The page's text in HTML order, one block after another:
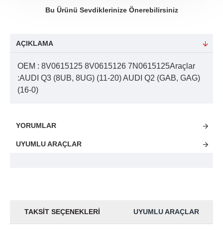
Bu Ürünü Sevdiklerinize Önerebilirsiniz
AÇIKLAMA
OEM : 8V0615125 8V0615126 7N0615125Araçlar
:AUDI Q3 (8UB, 8UG) (11-20) AUDI Q2 (GAB, GAG)
(16-0)
YORUMLAR
UYUMLU ARAÇLAR
TAKSIT SEÇENEKLERI UYUMLU ARAÇLAR